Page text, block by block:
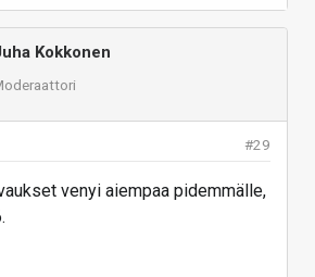
Kokkonen
#29
venyi aiempaa pidemmälle,